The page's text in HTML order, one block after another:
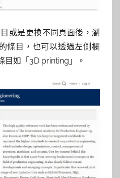
或是更換不同頁面後，瀏
條目，也可以透過左側欄
目如「3D printing」。